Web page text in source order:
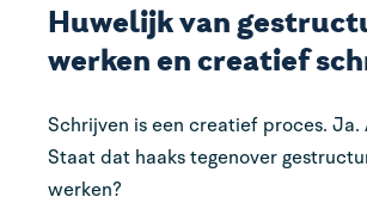
Huwelijk van
werken en creatief
Schrijven is een creatief proces. Ja.
Staat dat haaks tegenover
werken?